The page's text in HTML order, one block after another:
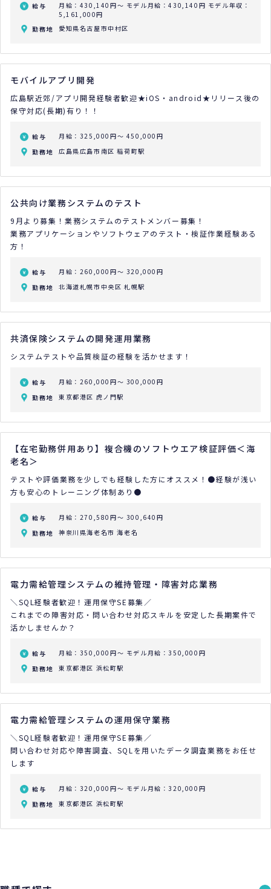
給与 月給：430,140円～ モデル月給：430,140円
5,161,000円
勤務地
愛知県名古屋市中村区
モバイルアプリ開発
広島駅近郊/アプリ開発経験者歓迎★iOS・android★リリース後の
保守対応(長期)有り！！
給与
月給：325,000円～ 450,000円
勤務地
広島県広島市南区 稲荷町駅
公共向け業務システムのテスト
9月より募集！業務システムのテストメンバー募集！
業務アプリケーションやソフトウェアのテスト・検証作業経験ある
方！
給与
月給：260,000円～ 320,000円
勤務地
北海道札幌市中央区 札幌駅
共済保険システムの開発運用業務
システムテストや品質検証の経験を活かせます！
給与
月給：260,000円～ 300,000円
勤務地
東京都港区 虎ノ門駅
【在宅勤務併用あり】複合機のソフトウエア検証評価＜海
老名＞
テストや評価業務を少しでも経験した方にオススメ！●経験が浅い
方も安心のトレーニング体制あり●
給与
月給：270,580円～ 300,640円
勤務地
神奈川県海老名市 海老名
電力需給管理システムの維持管理・障害対応業務
＼SQL経験者歓迎！運用保守SE募集／
これまでの障害対応・問い合わせ対応スキルを安定した長期案件で
活かしませんか？
給与 月給：350,000円～ モデル月給：350,000円
勤務地
東京都港区 浜松町駅
電力需給管理システムの運用保守業務
＼SQL経験者歓迎！運用保守SE募集／
問い合わせ対応や障害調査、SQLを用いたデータ調査業務をお任せ
します
給与 月給：320,000円～ モデル月給：320,000円
勤務地
東京都港区 浜松町駅